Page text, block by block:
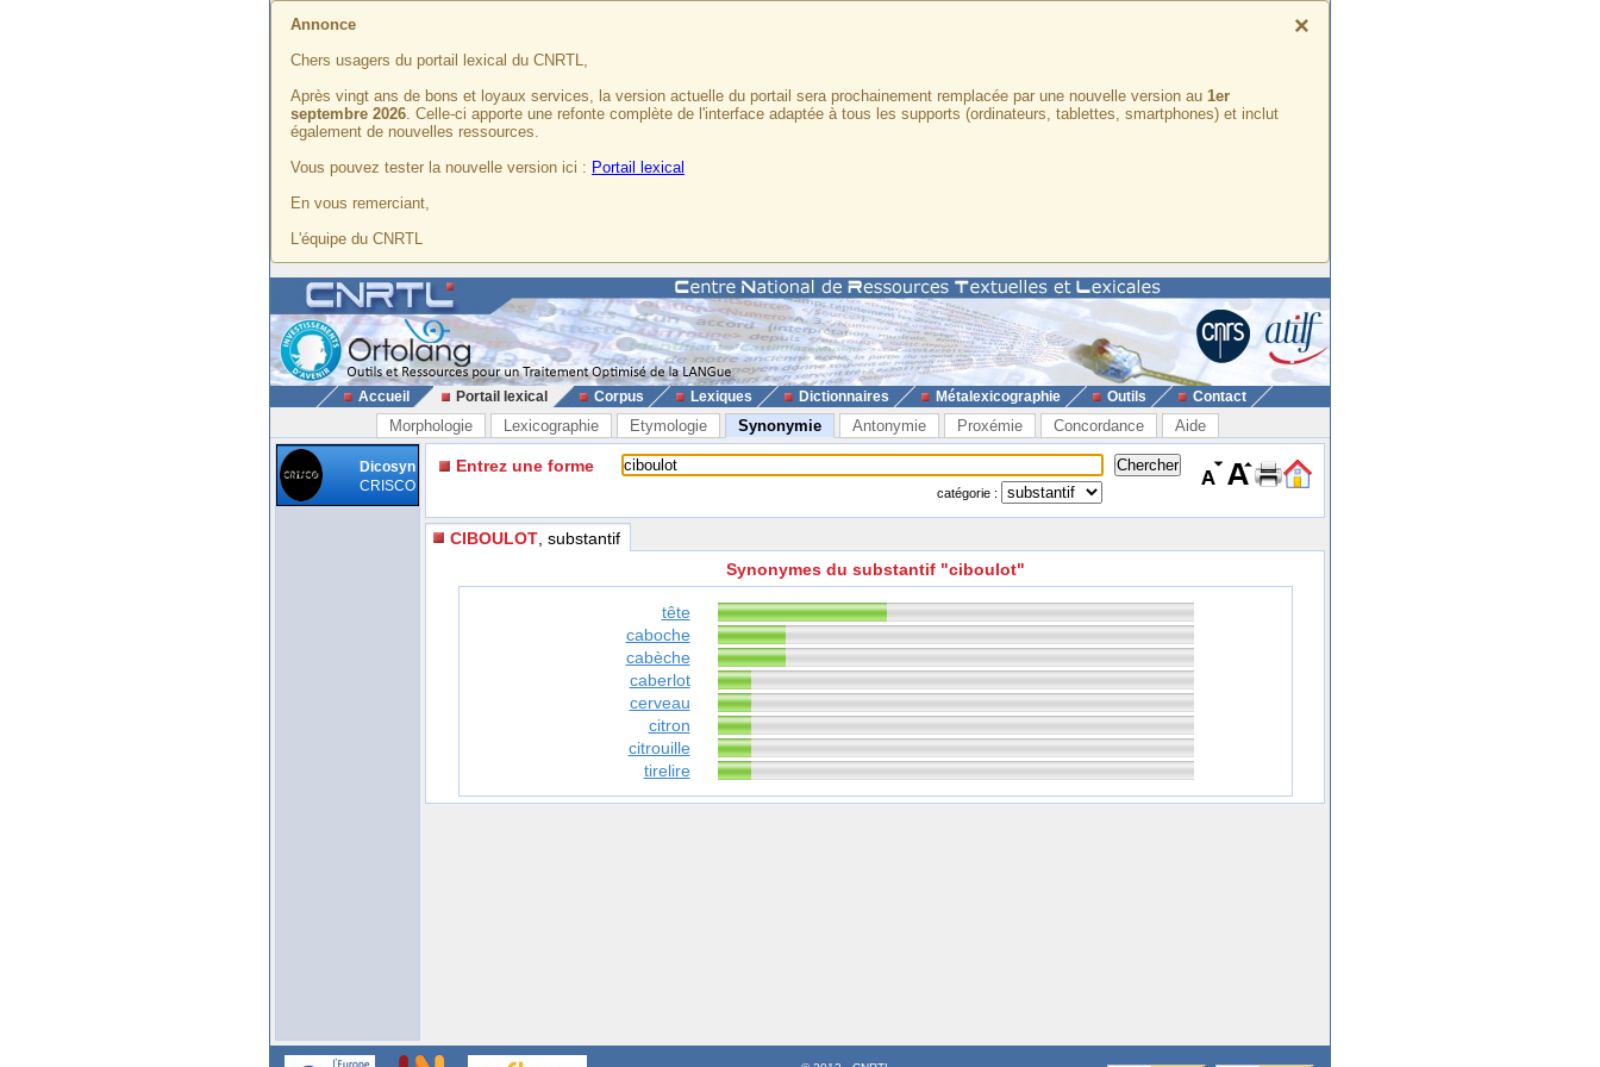
×
Annonce
Chers usagers du portail lexical du CNRTL,
Après vingt ans de bons et loyaux services, la version actuelle du portail sera prochainement remplacée par une nouvelle version au 1er
septembre 2026. Celle-ci apporte une refonte complète de l'interface adaptée à tous les supports (ordinateurs, tablettes, smartphones) et inclut
également de nouvelles ressources.
Vous pouvez tester la nouvelle version ici : Portail lexical
En vous remerciant,
L'équipe du CNRTL
Accueil Portail lexical Corpus Lexiques Dictionnaires Métalexicographie Outils Contact
Morphologie Lexicographie Etymologie Synonymie Antonymie Proxémie Concordance Aide
Dicosyn
CRISCO
Entrez une forme
catégorie :
CIBOULOT , substantif
Synonymes du substantif "ciboulot"
tête
caboche
cabèche
caberlot
cerveau
citron
citrouille
tirelire